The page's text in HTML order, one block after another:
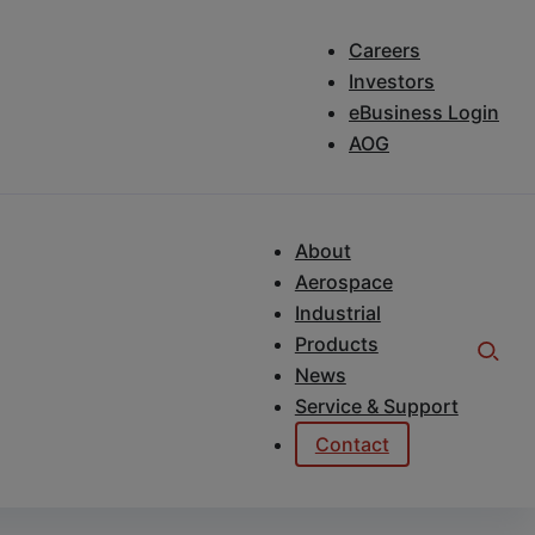
Careers
Investors
eBusiness Login
AOG
About
Aerospace
Industrial
Products
News
Service & Support
Contact
in Aken